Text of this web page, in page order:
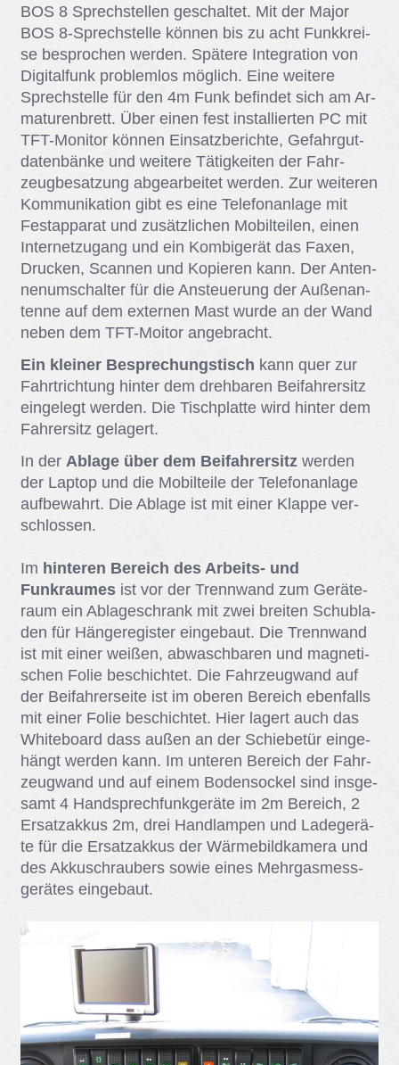
BOS 8 Sprech­stel­len ge­schal­tet. Mit der Ma­jor
BOS 8-Sprech­stel­le kön­nen bis zu acht Funk­krei­
se be­spro­chen wer­den. Spä­te­re In­te­gra­ti­on von
Di­gi­tal­funk pro­blem­los mög­lich. Eine wei­te­re
Sprech­stel­le für den 4m Funk be­fin­det sich am Ar­
ma­tu­ren­brett. Über ei­nen fest in­stal­lier­ten PC mit
TFT-Mo­ni­tor kön­nen Ein­satz­be­rich­te, Ge­fahr­gut­
da­ten­bän­ke und wei­te­re Tä­tig­kei­ten der Fahr­
zeug­be­sat­zung ab­ge­ar­bei­tet wer­den. Zur wei­te­ren
Kom­mu­ni­ka­ti­on gibt es eine Te­le­fon­an­la­ge mit
Fest­ap­pa­rat und zu­sätz­li­chen Mo­bil­tei­len, ei­nen
In­ter­net­zu­gang und ein Kom­bi­ge­rät das Fa­xen,
Dru­cken, Scan­nen und Ko­pie­ren kann. Der An­ten­
nen­um­schal­ter für die An­steue­rung der Au­ßen­an­
ten­ne auf dem ex­ter­nen Mast wur­de an der Wand
ne­ben dem TFT-Moi­tor an­ge­bracht.
Ein kleiner Besprechungstisch kann quer zur
Fahrt­rich­tung hin­ter dem dreh­ba­ren Bei­fah­rer­sitz
ein­ge­legt wer­den. Die Tisch­plat­te wird hin­ter dem
Fah­rer­sitz ge­la­gert.
In der Ablage über dem Beifahrersitzwer­den
der Lap­top und die Mo­bil­tei­le der Te­le­fon­an­la­ge
auf­be­wahrt. Die Ab­la­ge ist mit ei­ner Klap­pe ver­
schlos­sen.
Im hinteren Bereich des Arbeits- und
Funkraumesist vor der Trenn­wand zum Ge­rä­te­
raum ein Ab­la­ge­schrank mit zwei brei­ten Schub­la­
den für Hän­ge­re­gis­ter ein­ge­baut. Die Trenn­wand
ist mit ei­ner wei­ßen, ab­wasch­ba­ren und ma­gne­ti­
schen Fo­lie be­schich­tet. Die Fahr­zeug­wand auf
der Bei­fah­rer­sei­te ist im obe­ren Be­reich eben­falls
mit ei­ner Fo­lie be­schich­tet. Hier la­gert auch das
Whi­te­board dass au­ßen an der Schie­be­tür ein­ge­
hängt wer­den kann. Im un­te­ren Be­reich der Fahr­
zeug­wand und auf ei­nem Bo­den­so­ckel sind ins­ge­
samt 4 Hand­sprech­funk­ge­rä­te im 2m Be­reich, 2
Er­satz­ak­kus 2m, drei Hand­lam­pen und La­de­ge­rä­
te für die Er­satz­ak­kus der Wär­me­bild­ka­me­ra und
des Ak­ku­schrau­bers so­wie ei­nes Mehr­gas­mess­
ge­rä­tes ein­ge­baut.